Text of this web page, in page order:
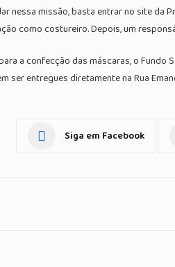
nessa missão, basta entrar no site da
como costureiro. Depois, um
a confecção das máscaras, o Fundo
ser entregues diretamente na Rua
Siga em Facebook